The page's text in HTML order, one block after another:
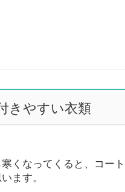
きやすい衣類
くなってくると、コー
ます。